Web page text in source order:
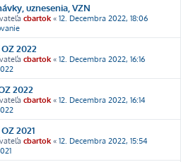
uznesenia, VZN
cbartok « 12. Decembra 2022, 18:06
2022
cbartok « 12. Decembra 2022, 16:16
2022
cbartok « 12. Decembra 2022, 16:14
2021
cbartok « 12. Decembra 2022, 15:54